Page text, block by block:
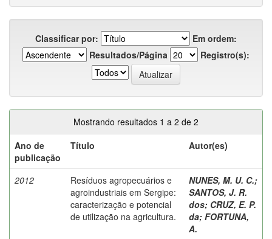
Classificar por:
Em ordem:
Resultados/Página
Registro(s):
Mostrando resultados 1 a 2 de 2
Ano de
publicação
Título Autor(es)
2012
Resíduos agropecuários e
agroindustriais em Sergipe:
caracterização e potencial
de utilização na agricultura.
NUNES, M. U. C.;
SANTOS, J. R.
dos; CRUZ, E. P.
da; FORTUNA,
A.